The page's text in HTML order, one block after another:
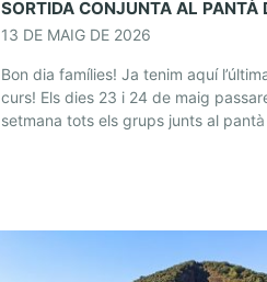
13 DE MAIG DE 2026
Bon dia famílies! Ja tenim aquí
curs! Els dies 23 i 24 de maig
setmana tots els grups junts al pantà